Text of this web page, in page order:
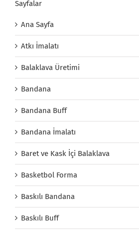
Sayfalar
Ana Sayfa
Atkı İmalatı
Balaklava Üretimi
Bandana
Bandana Buff
Bandana İmalatı
Baret ve Kask İçi Balaklava
Basketbol Forma
Baskılı Bandana
Baskılı Buff